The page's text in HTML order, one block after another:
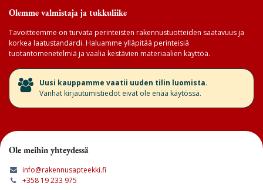
Olemme valmistaja ja tukkuliike
Tavoitteemme on turvata perinteisten rakennustuotteiden saatavuus ja
korkea laatustandardi. Haluamme ylläpitää perinteisiä
tuotantomenetelmiä ja vaalia kestävien materiaalien käyttöä.
​Uusi kauppamme vaatii uuden tilin luomista.
Vanhat kirjautumistiedot eivät ole enää käytössä.
Ole meihin yhteydessä
info@rakennusapteekki.fi
+358 19 233 975